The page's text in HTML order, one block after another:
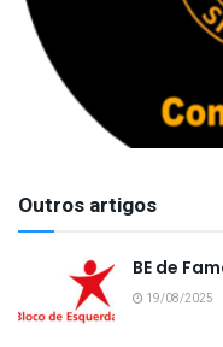
Outros artigos
BE de
19/08/2025